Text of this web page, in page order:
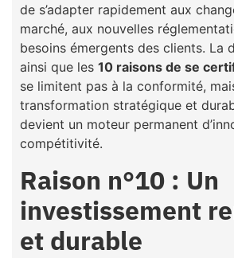
de s’adapter rapidement aux
marché, aux nouvelles
besoins émergents des clients. La
ainsi que les 10 raisons de se
se limitent pas à la conformité,
transformation stratégique et
devient un moteur permanent
compétitivité.
Raison n°10 : Un
investissement
et durable